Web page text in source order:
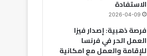
الاستفادة
2026-04-09
فرصة ذهبية: إصدار فيزا
العمل الحر في فرنسا
للإقامة والعمل مع امكانية